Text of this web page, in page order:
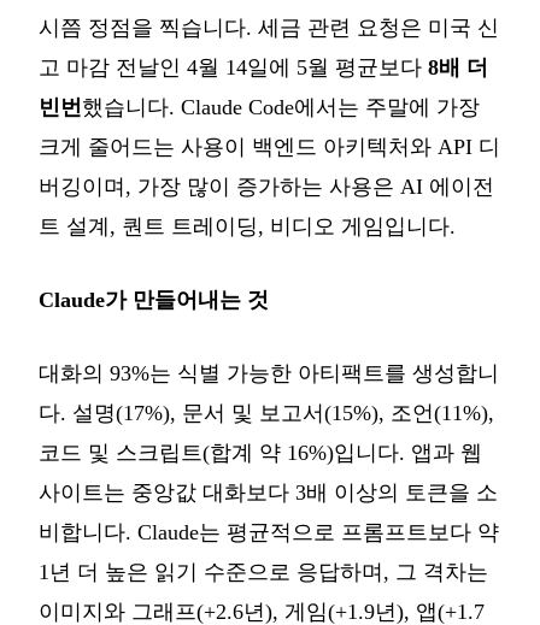
시쯤 정점을 찍습니다. 세금 관련 요청은 미국 신
고 마감 전날인 4월 14일에 5월 평균보다 8배 더
빈번 했습니다. Claude Code에서는 주말에 가장
크게 줄어드는 사용이 백엔드 아키텍처와 API 디
버깅이며, 가장 많이 증가하는 사용은 AI 에이전
트 설계, 퀀트 트레이딩, 비디오 게임입니다.
Claude가 만들어내는 것
대화의 93%는 식별 가능한 아티팩트를 생성합니
다. 설명(17%), 문서 및 보고서(15%), 조언(11%),
코드 및 스크립트(합계 약 16%)입니다. 앱과 웹
사이트는 중앙값 대화보다 3배 이상의 토큰을 소
비합니다. Claude는 평균적으로 프롬프트보다 약
1년 더 높은 읽기 수준으로 응답하며, 그 격차는
이미지와 그래프(+2.6년), 게임(+1.9년), 앱(+1.7